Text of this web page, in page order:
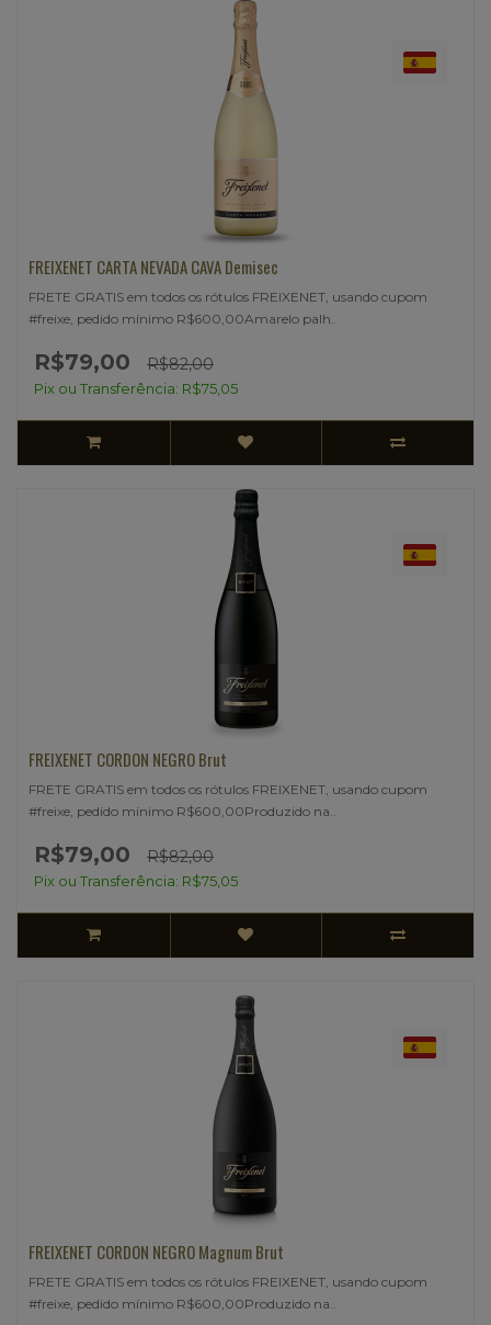
FREIXENET CARTA NEVADA CAVA Demisec
FRETE GRATIS em todos os rótulos FREIXENET, usando cupom
#freixe, pedido mínimo R$600,00Amarelo palh..
R$79,00 R$82,00
Pix ou Transferência: R$75,05
FREIXENET CORDON NEGRO Brut
FRETE GRATIS em todos os rótulos FREIXENET, usando cupom
#freixe, pedido mínimo R$600,00Produzido na..
R$79,00 R$82,00
Pix ou Transferência: R$75,05
FREIXENET CORDON NEGRO Magnum Brut
FRETE GRATIS em todos os rótulos FREIXENET, usando cupom
#freixe, pedido mínimo R$600,00Produzido na..